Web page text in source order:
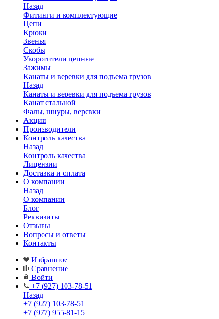
Назад
Фитинги и комплектующие
Цепи
Крюки
Звенья
Скобы
Укоротители цепные
Зажимы
Канаты и веревки для подъема грузов
Назад
Канаты и веревки для подъема грузов
Канат стальной
Фалы, шнуры, веревки
Акции
Производители
Контроль качества
Назад
Контроль качества
Лицензии
Доставка и оплата
О компании
Назад
О компании
Блог
Реквизиты
Отзывы
Вопросы и ответы
Контакты
Избранное
Сравнение
Войти
+7 (927) 103-78-51
Назад
+7 (927) 103-78-51
+7 (977) 955-81-15